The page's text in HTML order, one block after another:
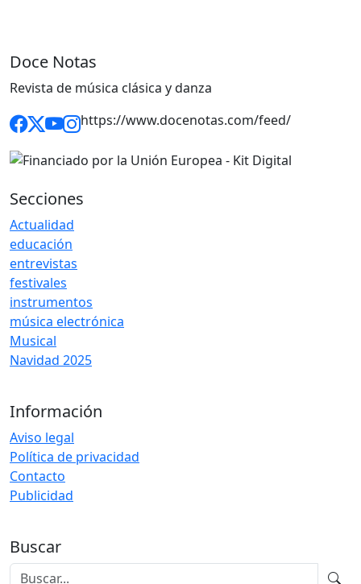
Doce Notas
Revista de música clásica y danza
https://www.docenotas.com/feed/
Secciones
Actualidad
educación
entrevistas
festivales
instrumentos
música electrónica
Musical
Navidad 2025
Información
Aviso legal
Política de privacidad
Contacto
Publicidad
Buscar